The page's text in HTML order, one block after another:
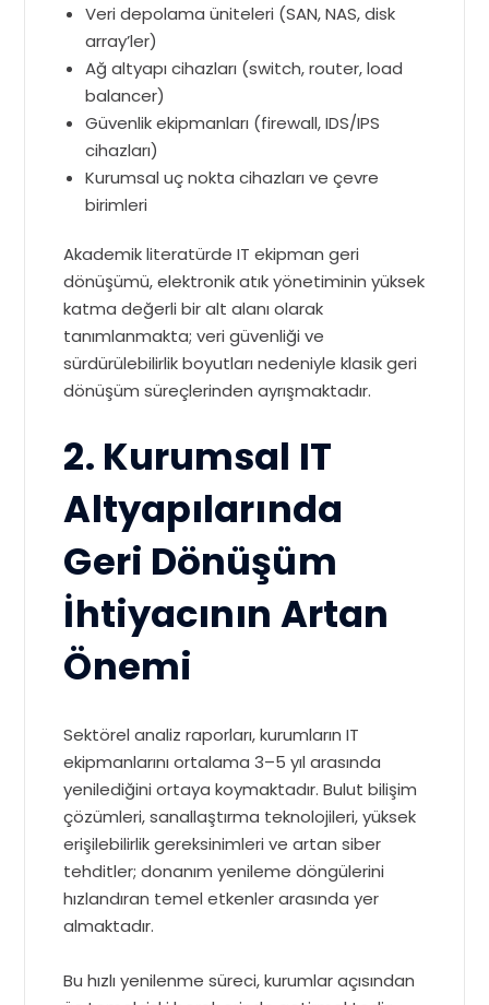
Veri depolama üniteleri (SAN, NAS, disk
array’ler)
Ağ altyapı cihazları (switch, router, load
balancer)
Güvenlik ekipmanları (firewall, IDS/IPS
cihazları)
Kurumsal uç nokta cihazları ve çevre
birimleri
Akademik literatürde IT ekipman geri
dönüşümü, elektronik atık yönetiminin yüksek
katma değerli bir alt alanı olarak
tanımlanmakta; veri güvenliği ve
sürdürülebilirlik boyutları nedeniyle klasik geri
dönüşüm süreçlerinden ayrışmaktadır.
2. Kurumsal IT
Altyapılarında
Geri Dönüşüm
İhtiyacının Artan
Önemi
Sektörel analiz raporları, kurumların IT
ekipmanlarını ortalama 3–5 yıl arasında
yenilediğini ortaya koymaktadır. Bulut bilişim
çözümleri, sanallaştırma teknolojileri, yüksek
erişilebilirlik gereksinimleri ve artan siber
tehditler; donanım yenileme döngülerini
hızlandıran temel etkenler arasında yer
almaktadır.
Bu hızlı yenilenme süreci, kurumlar açısından